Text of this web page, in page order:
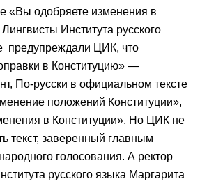
«Вы одобряете изменения в
Института русского
предупреждали ЦИК, что
в Конституцию» —
По-русски в официальном тексте
положений Конституции»,
в Конституции». Но ЦИК не
текст, заверенный главным
голосования. А ректор
русского языка Маргарита